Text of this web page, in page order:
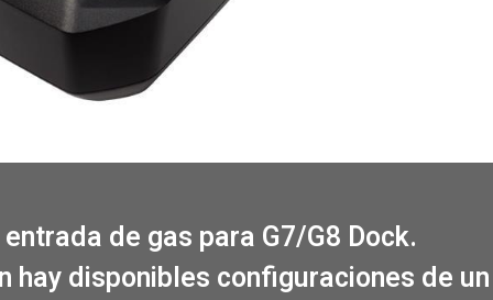
de gas para G7/G8 Dock.
disponibles configuraciones de un